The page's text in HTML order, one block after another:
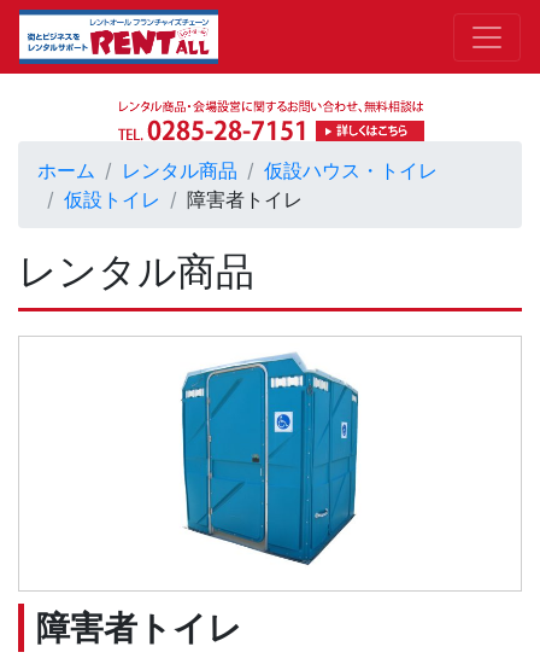
ホーム レンタル商品
仮設ハウス・トイレ
仮設トイレ
障害者トイレ
レンタル商品
障害者トイレ